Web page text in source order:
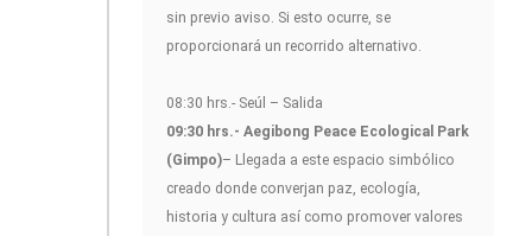
sin previo aviso. Si esto ocurre, se
proporcionará un recorrido alternativo.
08:30 hrs.- Seúl – Salida
09:30 hrs.- Aegibong Peace Ecological Park
(Gimpo)– Llegada a este espacio simbólico
creado donde converjan paz, ecología,
historia y cultura así como promover valores